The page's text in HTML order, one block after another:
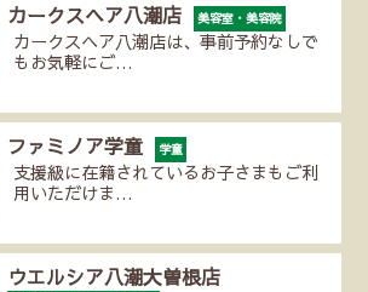
カークスヘア八潮店 美容室・美容院
カークスヘア八潮店は、事前予約なしで
もお気軽にご…
ファミノア学童 学童
支援級に在籍されているお子さまもご利
用いただけま…
ウエルシア八潮大曽根店